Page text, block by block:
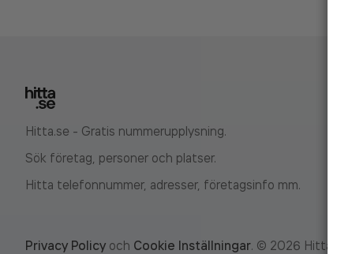
Hitta.se - Gratis nummerupplysning.
Sök företag, personer och platser.
Hitta telefonnummer, adresser, företagsinfo mm.
Privacy Policy och Cookie Inställningar. © 2026 Hitta.se